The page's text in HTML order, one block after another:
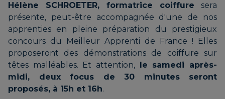
COSTA Magalie |
ROC’KADOS
COURONNE Caroline |
HISTOIRES D’OCRES
Hélène SCHROETER, formatrice coiffure sera
présente, peut-être accompagnée d'une de nos
apprenties en pleine préparation du prestigieux
concours du Meilleur Apprenti de France ! Elles
proposeront des démonstrations de coiffure sur
têtes malléables. Et attention, le samedi après-
midi, deux focus de 30 minutes seront
proposés, à 15h et 16h.